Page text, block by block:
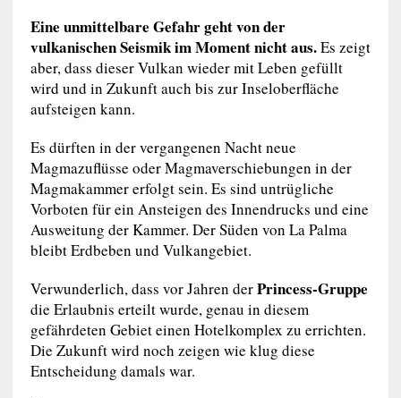
Eine unmittelbare Gefahr geht von der
vulkanischen Seismik im Moment nicht aus.Es zeigt
aber, dass dieser Vulkan wieder mit Leben gefüllt
wird und in Zukunft auch bis zur Inseloberfläche
aufsteigen kann.
Es dürften in der vergangenen Nacht neue
Magmazuflüsse oder Magmaverschiebungen in der
Magmakammer erfolgt sein. Es sind untrügliche
Vorboten für ein Ansteigen des Innendrucks und eine
Ausweitung der Kammer. Der Süden von La Palma
bleibt Erdbeben und Vulkangebiet.
Verwunderlich, dass vor Jahren derPrincess-Gruppe
die Erlaubnis erteilt wurde, genau in diesem
gefährdeten Gebiet einen Hotelkomplex zu errichten.
Die Zukunft wird noch zeigen wie klug diese
Entscheidung damals war.